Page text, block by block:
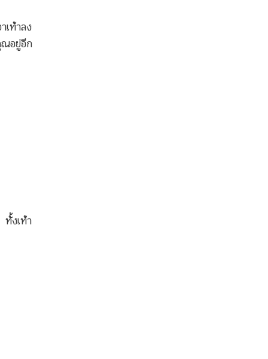
เท้าลง
อยู่อีก
งเท้า